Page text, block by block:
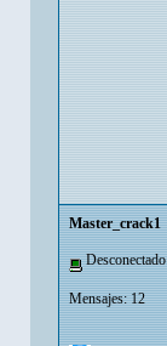
Master_crack1
Desconectado
Mensajes: 12